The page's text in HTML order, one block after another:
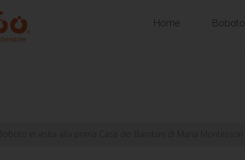
Home Boboto
Boboto in visita alla prima Casa dei Bambini di Maria Montessori